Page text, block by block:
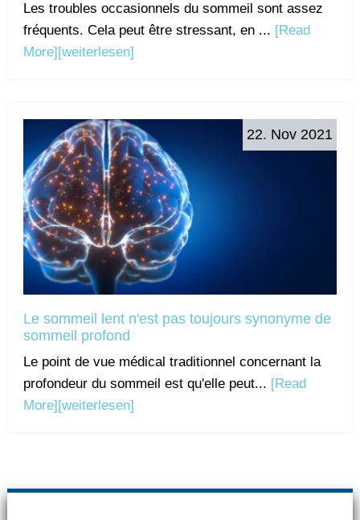
Les troubles occasionnels du sommeil sont assez
fréquents. Cela peut être stressant, en ... [Read
More] [weiterlesen]
22. Nov 2021
Le sommeil lent n'est pas toujours synonyme de
sommeil profond
Le point de vue médical traditionnel concernant la
profondeur du sommeil est qu'elle peut... [Read
More] [weiterlesen]